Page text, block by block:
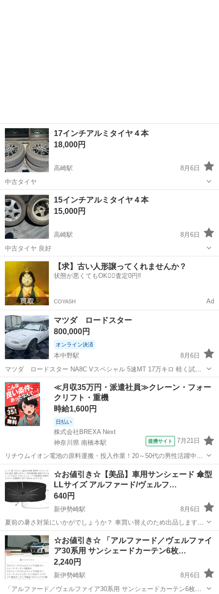
17インチアルミタイヤ４本
18,000円
高崎駅
8月6日
中古タイヤ
群馬 高崎市 高崎駅 タイヤ、ホイール
15インチアルミタイヤ４本
15,000円
高崎駅
8月6日
中古タイヤ 良好
群馬 高崎市 高崎駅 タイヤ、ホイール
【求】古い人形譲ってくれませんか？
状態が悪くてもOK🙆‍♀️査定0円‼️
COYASH Ad
マツダ ロードスター
800,000円
オンライン決済
本中野駅
8月6日
マツダ ロードスター NA8C Vスペシャル 5速MT 17万キロ 軽く試運
転しましたがこれと言って大きな不具合は無さそうです！ エンジン・
ミッション・ブレーキなど大まかな動作は確認しています。 パワス
テ・エアコン・ＡＢＳ...
群馬 邑楽郡 本中野駅 車のパーツ
≪月収35万円・派遣社員≫クレーン・フォー
クリフト・重機
時給1,600円
日払い
株式会社BREXA Next
神奈川県 南橋本駅
提携サイト 7月21日
リチウムイオン電池の原料運搬・投入作業！20～50代の男性活躍中★
ワンルーム寮完備！赴任旅費会社負担！年間休日130日★フォークリフ
ト免許お持ちの方、活躍中！就業先食堂利用可★《神奈川県相模原
市》 人気の工場のお仕事 ◇電...
神奈川 相模原市 南橋本駅 その他
☆お値引き☆【美品】車用サンシェード 傘型
LLサイズ アルファード/ヴェルフ…
640円
新伊勢崎駅
8月6日
夏前の暑さ対策にいかがでしょうか？ 車買い替えのため出品します。
アルファード・ヴェルファイア30系で使用していました。 使用期間短
めで、まだまだお使いいただけます。 傘のように開くだけで簡単に設
置でき、暑い時期の車内温...
群馬 伊勢崎市 新伊勢崎駅 内装、インテリア
サンシェード
☆お値引き☆ 「アルファード／ヴェルファイ
ア30系用 サンシェードカーテン6枚…
2,240円
新伊勢崎駅
8月6日
「アルファード／ヴェルファイア30系用 サンシェードカーテン6枚セ